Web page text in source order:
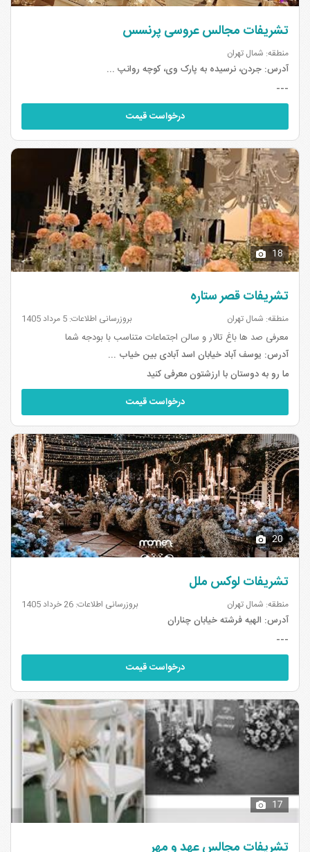
تشریفات مجالس عروسی پرنسس
منطقه: شمال تهران
آدرس: جردن، نرسیده به پارک وی، کوچه روانپ ...
---
درخواست قیمت
18
تشریفات قصر ستاره
منطقه: شمال تهران بروزرسانی اطلاعات: 5 مرداد 1405
معرفی صد ها باغ تالار و سالن اجتماعات متناسب با بودجه شما
آدرس: یوسف آباد خیابان اسد آبادی بین خیاب ...
ما رو به دوستان با ارزشتون معرفی کنید
درخواست قیمت
20
تشریفات لوکس ملل
منطقه: شمال تهران بروزرسانی اطلاعات: 26 خرداد 1405
آدرس: الهیه فرشته خیابان چناران
---
درخواست قیمت
17